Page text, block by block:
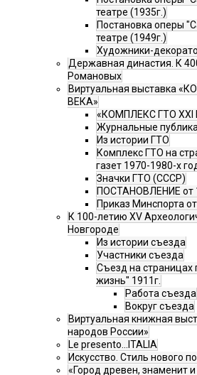
театре (1935г.)
Постановка оперы
театре (1949г.)
Художники-
Державная династия. К
Романовых
Виртуальная выставка
ВЕКА»
«КОМПЛЕКС ГТО XXI
Журнальные
Из истории ГТО
Комплекс ГТО на
газет 1970-1980-х
Значки ГТО (СССР)
ПОСТАНОВЛЕНИЕ от
Приказ Минспорта
К 100-летию XV
Новгороде
Из истории съезда
Участники съезда
Cъезд на страницах
жизнь" 1911г.
Работа съезда
Вокруг съезда
Виртуальная книжная
народов России»
Le presento...ITALIA
Искусство. Стиль нового
«Город древен, знаменит и